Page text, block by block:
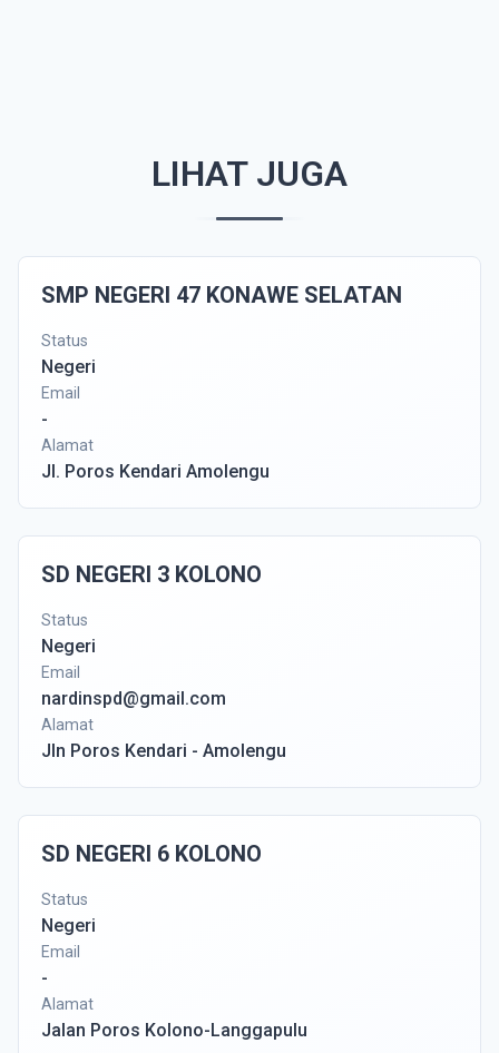
LIHAT JUGA
SMP NEGERI 47 KONAWE SELATAN
Status
Negeri
Email
-
Alamat
Jl. Poros Kendari Amolengu
SD NEGERI 3 KOLONO
Status
Negeri
Email
nardinspd@gmail.com
Alamat
Jln Poros Kendari - Amolengu
SD NEGERI 6 KOLONO
Status
Negeri
Email
-
Alamat
Jalan Poros Kolono-Langgapulu